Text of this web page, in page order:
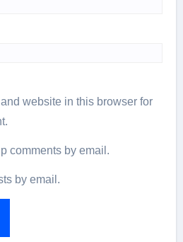
website in this browser for
comments by email.
by email.